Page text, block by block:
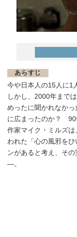
あらすじ
今や日本人の15人に1
しかし、2000年まで
めったに聞かれなか
に広まったのか？ 90
作家マイク・ミルズ
われた「心の風邪を
ンがあると考え、そ
―。